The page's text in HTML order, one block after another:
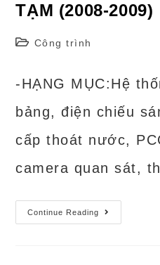
TẠM (2008-2009)
PostCông trình
-HẠNG MỤC:Hệ
bảng, điện chiếu
cấp thoát nước,
camera quan sát,
Continue Reading
SÂN
BAY